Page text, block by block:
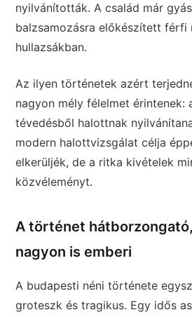
nyilvánították. A család már
balzsamozásra előkészített férfi
hullazsákban.
Az ilyen történetek azért
nagyon mély félelmet érintenek:
tévedésből halottnak
modern halottvizsgálat célja
elkerüljék, de a ritka kivételek
közvéleményt.
A történet
nagyon is emberi
A budapesti néni története
groteszk és tragikus. Egy idős